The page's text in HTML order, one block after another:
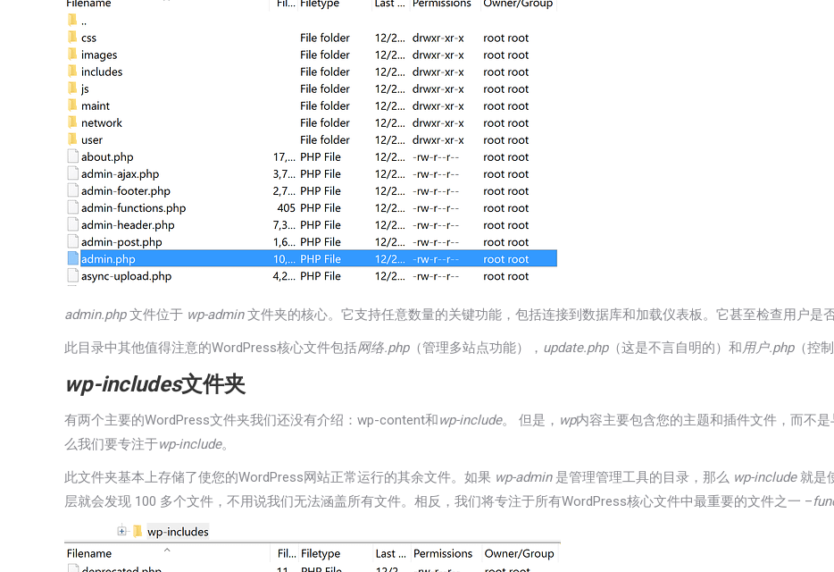
admin.php文件位于 wp-admin文件夹的核心。它支持任意数量的关键功能，包括连接到数据库和加载仪表板。它甚至检查用户是否
此目录中其他值得注意的WordPress核心文件包括网络.php（管理多站点功能）， update.php（这是不言自明的）和用户.php（控
wp-includes文件夹
有两个主要的WordPress文件夹我们还没有介绍：wp-content和wp-include。 但是， wp内容主要包含您的主题和插件文件，而不
么我们要专注于wp-include。
此文件夹基本上存储了使您的WordPress网站正常运行的其余文件。如果 wp-admin是管理管理工具的目录，那么 wp-include就是
层就会发现 100 多个文件，不用说我们无法涵盖所有文件。相反，我们将专注于所有WordPress核心文件中最重要的文件之一 –